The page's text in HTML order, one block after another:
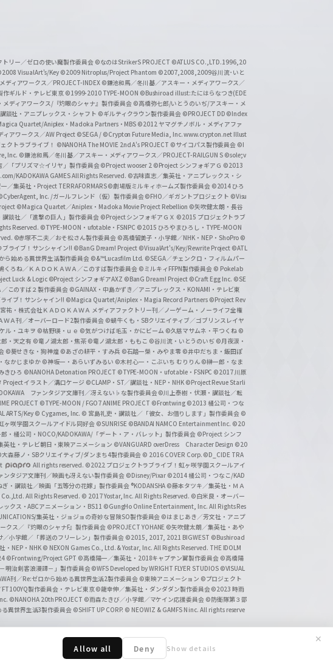
Allow all Deny Show details
✕
リー／ゼロの使い魔製作委員会 ©なのはStrikerS PROJECT ©ATLUS CO.,LTD.1996,20
VisualArt's/Key ©2009 Nitroplus/Project Phantom ©2007,2008,2009谷川流･いと
ディアワークス／PROJECT-INDEX ©鎌池和馬／冬川基／アスキー・メディアワークス／
作ギルド・テレビ東京 ©1999-2010 TYPE-MOON ©Bushiroad illust:たにはらなつき(EDE
ディアワークス/『灼眼のシャナ』製作委員会 ©高橋弥七郎/いとうのいぢ/アスキー・メ
談社・アニプレックス・シャフト ©ギルティクラウン製作委員会 ©PROJECT DD ©Index
Quartet/Aniplex・Madoka Partners・MBS ©2012 ヤマグチノボル・メディアファ
アワークス／AW Project ©SEGA / ©Crypton Future Media, Inc. www.crypton.net Illust
クトラブライブ！ ©NANOHA The MOVIE 2nd A's PROJECT ©サイコパス製作委員会 ©I
Inc. ©鎌池和馬／冬川基／アスキー・メディアワークス／PROJECT-RAILGUN S ©sole;v
／「プリズマ☆イリヤ」製作委員会©Project wooser 2 ©Project シンフォギアＧ ©2013
KADOKAWA GAMES All Rights Reserved. ©古味直志／集英社・アニプレックス・シ
／集英社・Project TERRAFORMARS©劇場版ミルキィホームズ製作委員会 ©2014 ひろ
Inc. /ガールフレンド（仮）製作委員会©FHO／ギガントプロジェクト ©Visu
©Magica Quartet／Aniplex・Madoka Movie Project Rebellion ©矢吹健太朗・長谷
談社／「進撃の巨人」製作委員会 ©Project シンフォギアＧＸ ©2015 プロジェクトラブ
Reserved. ©TYPE-MOON・ufotable・FSNPC ©2015 ひろやまひろし・TYPE-MOON
©赤塚不二夫／おそ松さん製作委員会 ©高橋留美子・小学館／NHK・NEP・ShoPro ©
ライブ！サンシャイン!! ©BanG Dream! Project ©VisualArt's/Key/Rewrite Project ©ATL
ら始める異世界生活製作委員会 ©&™Lucasfilm Ltd. ©SEGA／チェンクロ・フィルムパー
ろね／ＫＡＤＯＫＡＷＡ／このすば製作委員会 ©ミルキィFFPN製作委員会 © Pokelab
Luck & Logic ©Project シンフォギアAXZ ©BanG Dream! Project ©Craft Egg Inc. ©SE
このすば２製作委員会 ©GAINAX・中島かずき／アニプレックス・KONAMI・テレビ東
イブ！サンシャイン!! ©Magica Quartet/Aniplex・Magia Record Partners ©Project Rev
祐・株式会社ＫＡＤＯＫＡＷＡ メディアファクトリー刊／ノーゲーム・ノーライフ全権
Ａ刊／オーバーロード2製作委員会 ©蝸牛くも・SBクリエイティブ／ゴブリンスレイヤ
ル・ユキヲ ©枯野瑛・ｕｅ ©気がつけば毛玉・かにビーム ©久慈マサムネ・平つくね ©
・天之有 ©竜ノ湖太郎・焦茶 ©竜ノ湖太郎・ももこ ©谷川流・いとうのいぢ ©月夜涙・
©葵せきな・狗神煌 ©あざの耕平・すみ兵 ©石踏一榮・みやま零 ©井中だちま・飯田ぽ
なかじまゆか ©神坂一・あらいずみるい ©木村心一・こぶいち むりりん ©榊一郎・なま
きひろ ©NANOHA Detonation PROJECT ©TYPE-MOON・ufotable・FSNPC ©2017 川原
イラスト／溝口ケージ ©CLAMP・ST／講談社・NEP・NHK ©Project Revue Starli
ファンタジア文庫刊／冴えない♭な製作委員会©川上泰樹・伏瀬・講談社／転
PROJECT ©TYPE-MOON / FGO7 ANIME PROJECT ©Frontwing ©2013 橘公司・つな
ARTS/Key © Cygames, Inc. © 宮島礼吏・講談社／「彼女、お借りします」製作委員会 ©
咲学園スクールアイドル同好会 ©SUNRISE ©BANDAI NAMCO Entertainment Inc. ©20
・橘公司・NOCO/KADOKAWA/「デート・ア・バレット」製作委員会 ©Project シンフ
英社・テレビ朝日・東映アニメーション ©VANGUARD overDress Character Design ©20
森藤ノ・SBクリエイティブ/ダンまち4製作委員会 © 2016 COVER Corp. ©D_CIDE TRA
All rights reserved. ©2022 プロジェクトラブライブ！虹ヶ咲学園スクールアイ
タジア文庫刊／映画も冴えない製作委員会 ©Disney/Pixar ©2014 橘公司・つなこ/KAD
・講談社／映画「五等分の花嫁」製作委員会 ®KODANSHA ©藤本タツキ／集英社・ＭＡ
All Rights Reserved. © 2017 Yostar, Inc. All Rights Reserved. ©白米良・オーバー
クス・ABCアニメーション・BS11 ©GungHo Online Entertainment, Inc. All Rights Res
集英社・ジョジョの奇妙な冒険SO製作委員会 ©はまじあき／芳文社・アニプ
クス／『灼眼のシャナF』製作委員会 ©PROJECT YOHANE ©矢吹健太朗／集英社・あや
小学館／「葬送のフリーレン」製作委員会 ©2015, 2017, 2021 BIGWEST ©Bushiroad
・NEP・NHK © NEXON Games Co., Ltd. & Yostar, Inc. All Rights Reserved. THE IDOLM
©Frontwing/Project GPT ©高橋陽一／集英社・2018キャプテン翼製作委員会 ©高橋陽
明治剣客浪漫譚－」製作委員会©WFS Developed by WRIGHT FLYER STUDIOS ©VISUAL
刊／Re:ゼロから始める異世界生活2製作委員会 ©東映アニメーション ©プロジェクト
製作委員会・テレビ東京©龍幸伸／集英社・ダンダダン製作委員会©2023 時雨
©NANOHA 20th PROJECT ©雨森たきび／小学館／マケイン応援委員会 ©防衛隊第３部
異世界生活3製作委員会 ©SHIFT UP CORP. © NEOWIZ & GAMFS N inc. All rights reserve